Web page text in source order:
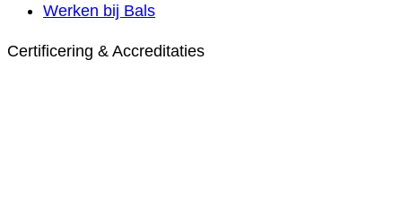
Werken bij Bals
Certificering & Accreditaties